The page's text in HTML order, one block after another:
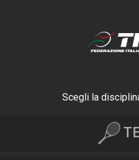
Scegli la